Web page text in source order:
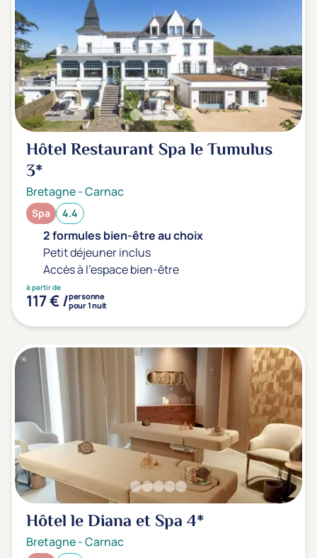
Hôtel Restaurant Spa le Tumulus
3*
Bretagne-Carnac
Spa 4.4
2 formules bien-être au choix
Petit déjeuner inclus
Accès à l'espace bien-être
à partir de
117 € /personne
pour 1 nuit
Hôtel le Diana et Spa4*
Bretagne-Carnac